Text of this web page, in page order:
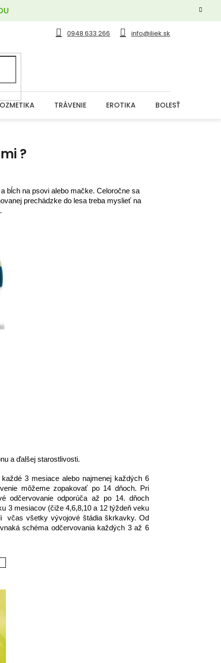
0948 633 266 info@iliek.sk
TRÁVENIE EROTIKA BOLESŤ
?
bĺch na psovi alebo mačke. Celoročne sa
prechádzke do lesa treba myslieť na
a ďalšej starostlivosti.
každé 3 mesiace alebo najmenej každých 6
môžeme zopakovať po 14 dňoch. Pri
odčervovanie odporúča až po 14. dňoch
3 mesiacov (čiže 4,6,8,10 a 12 týždeň veku
včas všetky vývojové štádia škrkavky. Od
schéma odčervovania každých 3 až 6